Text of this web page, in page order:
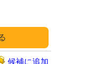
候補に追加